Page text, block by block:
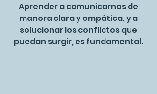
Aprender a comunicarnos de
manera clara y empática, y a
solucionar los conflictos que
puedan surgir, es fundamental.